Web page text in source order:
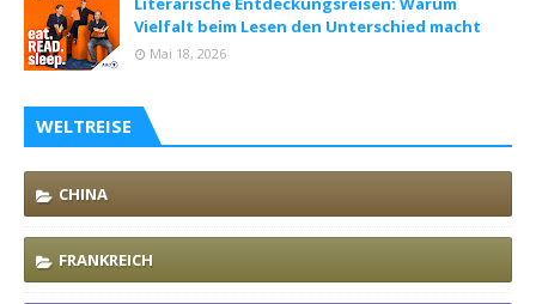
Vielfalt beim Lesen den Unterschied macht
Mai 18, 2026
WELTREISE
CHINA
FRANKREICH